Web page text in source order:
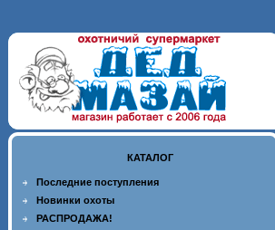
КАТАЛОГ
Последние поступления
Новинки охоты
РАСПРОДАЖА!